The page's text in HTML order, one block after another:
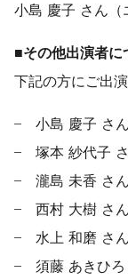
小島 慶子 さん（
■その他出演者に
下記の方にご出
小島 慶子 さ
塚本 紗代子
瀧島 未香 さ
西村 大樹 さ
水上 和磨 さ
須藤 あきひ